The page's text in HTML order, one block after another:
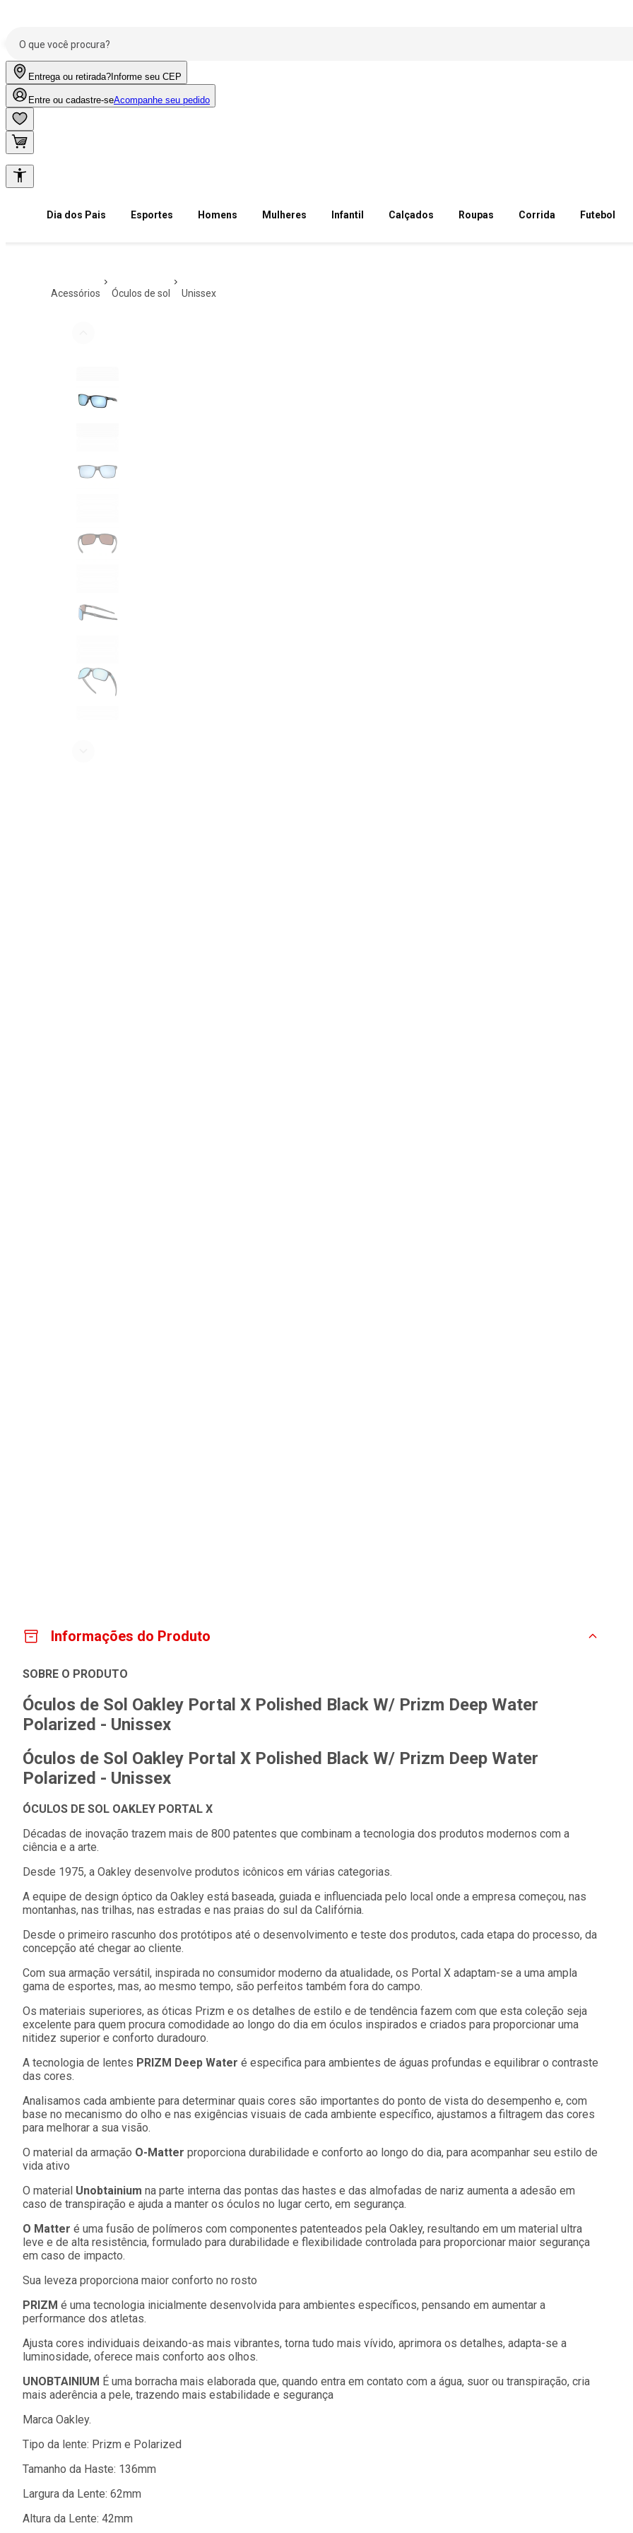
Entrega ou retirada? Informe seu CEP
Entre ou cadastre-seAcompanhe seu pedido
Dia dos Pais Esportes Homens Mulheres Infantil Calçados Roupas Corrida Futebol
acessórios óculos de sol unissex
Informações do Produto
SOBRE O PRODUTO
Óculos de Sol Oakley Portal X Polished Black W/ Prizm Deep Water
Polarized - Unissex
Óculos de Sol Oakley Portal X Polished Black W/ Prizm Deep Water
Polarized - Unissex
ÓCULOS DE SOL OAKLEY PORTAL X
Décadas de inovação trazem mais de 800 patentes que combinam a tecnologia dos produtos modernos com a
ciência e a arte.
Desde 1975, a Oakley desenvolve produtos icônicos em várias categorias.
A equipe de design óptico da Oakley está baseada, guiada e influenciada pelo local onde a empresa começou, nas
montanhas, nas trilhas, nas estradas e nas praias do sul da Califórnia.
Desde o primeiro rascunho dos protótipos até o desenvolvimento e teste dos produtos, cada etapa do processo, da
concepção até chegar ao cliente.
Com sua armação versátil, inspirada no consumidor moderno da atualidade, os Portal X adaptam-se a uma ampla
gama de esportes, mas, ao mesmo tempo, são perfeitos também fora do campo.
Os materiais superiores, as óticas Prizm e os detalhes de estilo e de tendência fazem com que esta coleção seja
excelente para quem procura comodidade ao longo do dia em óculos inspirados e criados para proporcionar uma
nitidez superior e conforto duradouro.
A tecnologia de lentes PRIZM Deep Water é especifica para ambientes de águas profundas e equilibrar o contraste
das cores.
Analisamos cada ambiente para determinar quais cores são importantes do ponto de vista do desempenho e, com
base no mecanismo do olho e nas exigências visuais de cada ambiente específico, ajustamos a filtragem das cores
para melhorar a sua visão.
O material da armação O-Matter proporciona durabilidade e conforto ao longo do dia, para acompanhar seu estilo de
vida ativo
O material Unobtainium na parte interna das pontas das hastes e das almofadas de nariz aumenta a adesão em
caso de transpiração e ajuda a manter os óculos no lugar certo, em segurança.
O Matter é uma fusão de polímeros com componentes patenteados pela Oakley, resultando em um material ultra
leve e de alta resistência, formulado para durabilidade e flexibilidade controlada para proporcionar maior segurança
em caso de impacto.
Sua leveza proporciona maior conforto no rosto
PRIZM é uma tecnologia inicialmente desenvolvida para ambientes específicos, pensando em aumentar a
performance dos atletas.
Ajusta cores individuais deixando-as mais vibrantes, torna tudo mais vívido, aprimora os detalhes, adapta-se a
luminosidade, oferece mais conforto aos olhos.
UNOBTAINIUM É uma borracha mais elaborada que, quando entra em contato com a água, suor ou transpiração, cria
mais aderência a pele, trazendo mais estabilidade e segurança
Marca Oakley.
Tipo da lente: Prizm e Polarized
Tamanho da Haste: 136mm
Largura da Lente: 62mm
Altura da Lente: 42mm